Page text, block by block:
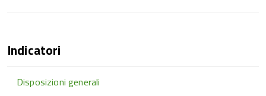
Indicatori
Disposizioni generali